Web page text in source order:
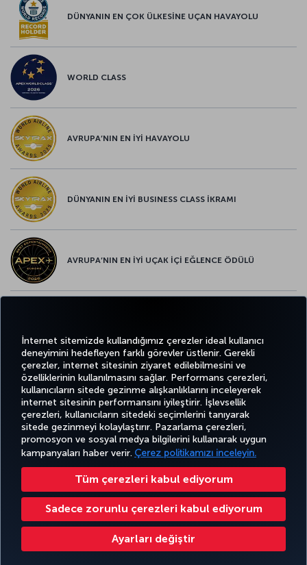
İnternet sitemizde kullandığımız çerezler ideal kullanıcı
deneyimini hedefleyen farklı görevler üstlenir. Gerekli
çerezler, internet sitesinin ziyaret edilebilmesini ve
özelliklerinin kullanılmasını sağlar. Performans çerezleri,
kullanıcıların sitede gezinme alışkanlıklarını inceleyerek
internet sitesinin performansını iyileştirir. İşlevsellik
çerezleri, kullanıcıların sitedeki seçimlerini tanıyarak
sitede gezinmeyi kolaylaştırır. Pazarlama çerezleri,
promosyon ve sosyal medya bilgilerini kullanarak uygun
kampanyaları haber verir. Çerez politikamızı inceleyin.
Tüm çerezleri kabul ediyorum
Sadece zorunlu çerezleri kabul ediyorum
Ayarları değiştir
DÜNYANIN EN ÇOK ÜLKESİNE UÇAN HAVAYOLU
WORLD CLASS
AVRUPA’NIN EN İYİ HAVAYOLU
DÜNYANIN EN İYİ BUSINESS CLASS İKRAMI
AVRUPA’NIN EN İYİ UÇAK İÇİ EĞLENCE ÖDÜLÜ
TwitterFacebook
Instagram
YoutubeLinkedIn
TiktokBlogPinterest
BİLET
AL VE
YÖNET
DENEYİM
FIRSATLAR
VE UÇUŞ
NOKTALARI
YARDIM MILES&SMILES
Bilgi Toplumu Hizmetleri Erişilebilirlik Gizlilik ve Çerez Politikası Yasal Uyarı Yolcu Hakları
Çerez Ayarlarını Değiştir
Türk Hava Yolları A.O. Her hakkı saklıdır. © 1996 - 2026